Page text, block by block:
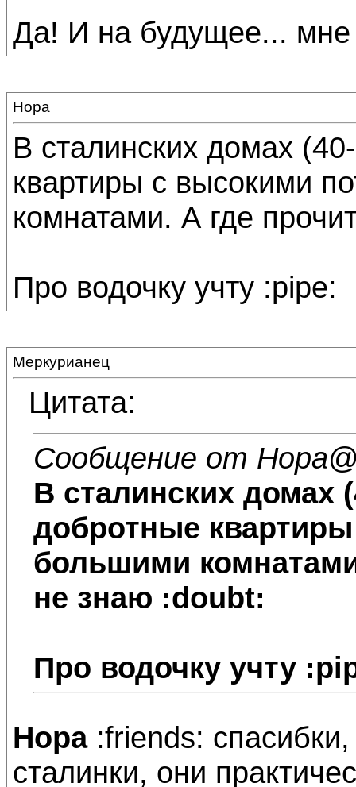
Да! И на будущее... мне
Нора
В сталинских домах
квартиры с высокими
комнатами. А где
Про водочку учту :pipe:
Меркурианец
Цитата:
Сообщение от Нора
В сталинских домах
добротные
большими
не знаю :doubt:
Про водочку учту
Нора:friends: спасибки,
сталинки, они